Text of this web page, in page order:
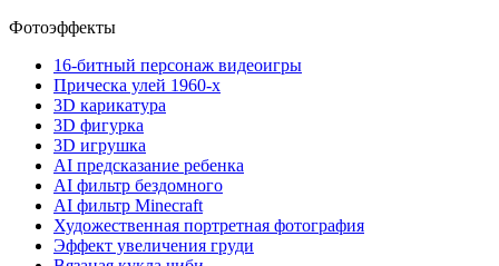
Фотоэффекты
16-битный персонаж видеоигры
Прическа улей 1960-х
3D карикатура
3D фигурка
3D игрушка
AI предсказание ребенка
AI фильтр бездомного
AI фильтр Minecraft
Художественная портретная фотография
Эффект увеличения груди